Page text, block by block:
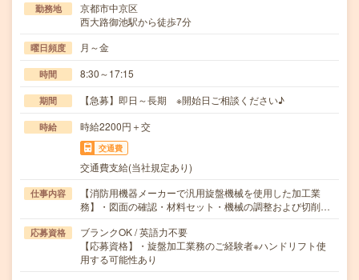
勤務地
京都市中京区
西大路御池駅から徒歩7分
曜日頻度 月～金
時間 8:30～17:15
期間 【急募】即日～長期 ※開始日ご相談ください♪
時給 時給2200円＋交
交通費
交通費支給(当社規定あり)
仕事内容
【消防用機器メーカーで汎用旋盤機械を使用した加工業
務】・図面の確認・材料セット・機械の調整および切削…
応募資格
ブランクOK / 英語力不要
【応募資格】・旋盤加工業務のご経験者※ハンドリフト使
用する可能性あり